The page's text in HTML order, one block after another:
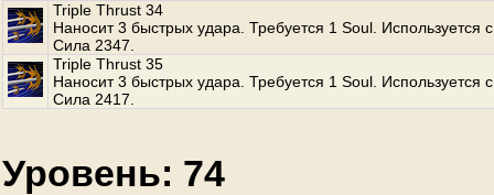
Triple Thrust 34
Наносит 3 быстрых удара. Требуется 1 Soul. Используется
Сила 2347.
Triple Thrust 35
Наносит 3 быстрых удара. Требуется 1 Soul. Используется
Сила 2417.
Уровень: 74